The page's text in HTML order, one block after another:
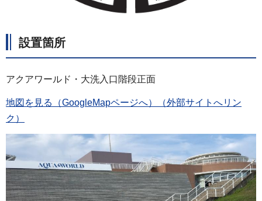
設置箇所
アクアワールド・大洗入口階段正面
地図を見る（GoogleMapページへ）（外部サイトへリン
ク）